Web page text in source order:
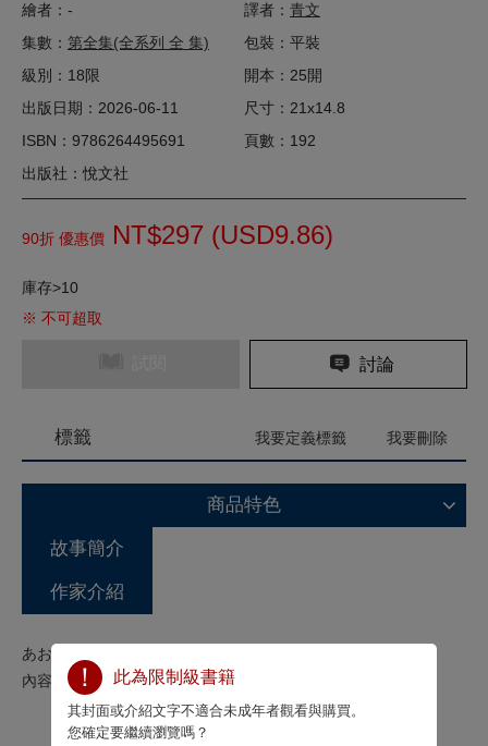
繪者：-
譯者： 青文
集數： 第全集(全系列 全 集)
包裝：平裝
級別：18限
開本：25開
出版日期：2026-06-11
尺寸：21x14.8
ISBN：9786264495691
頁數：192
出版社：悅文社
90折 優惠價 NT$297 (USD9.86)
庫存>10
※ 不可超取
討論
標籤 我要定義標籤 我要刪除
商品特色
故事簡介
作家介紹
あおむし老師「BAVEL（巴別塔）」連載作品集結成冊！
內容全數無修正!!此為限制級書籍
其封面或介紹文字不適合未成年者觀看與購買。
您確定要繼續瀏覽嗎？